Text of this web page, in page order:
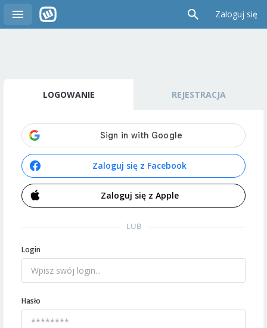
Zaloguj się
LOGOWANIE REJESTRACJA
Zaloguj się z Facebook
Zaloguj się z Apple
LUB
Login
Hasło